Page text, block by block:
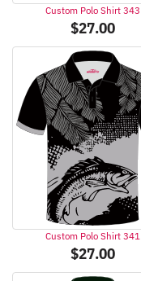
Custom Polo Shirt 343
$27.00
Custom Polo Shirt 341
$27.00